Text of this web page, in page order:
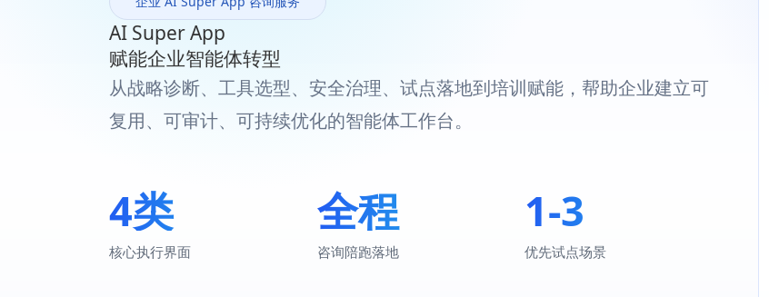
AI Super App
赋能企业智能体转型
从战略诊断、工具选型、安全治理、试点落地到培训赋能，帮助企业建立可
复用、可审计、可持续优化的智能体工作台。
4类
核心执行界面
全程
咨询陪跑落地
1-3
优先试点场景